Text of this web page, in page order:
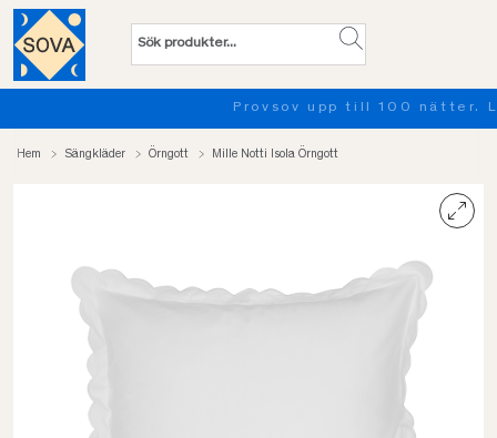
Provsov upp till 100 nätter. Läs mer
Hem Sängkläder Örngott Mille Notti Isola Örngott